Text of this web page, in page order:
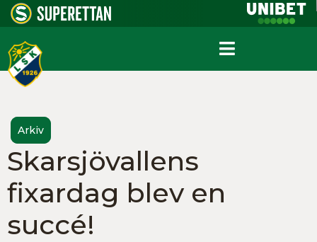
Arkiv
Skarsjövallens
fixardag blev en
succé!